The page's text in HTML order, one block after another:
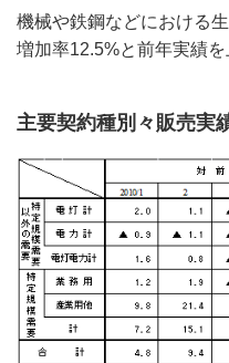
機械や鉄鋼などにおける
増加率12.5%と前年実績を
主要契約種別々販売実